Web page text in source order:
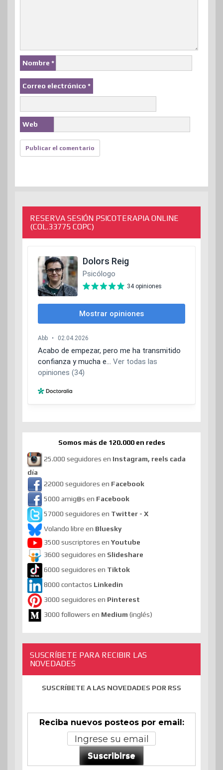
Nombre *
Correo electrónico *
Web
RESERVA SESIÓN PSICOTERAPIA ONLINE
(COL.33775 COPC)
Somos más de 120.000 en redes
25.000 seguidores en Instagram, reels cada
día
22000 seguidores en Facebook
5000 amig@s en Facebook
57000 seguidores en Twitter - X
Volando libre en Bluesky
3500 suscriptores en Youtube
3600 seguidores en Slideshare
6000 seguidores en Tiktok
8000 contactos Linkedin
3000 seguidores en Pinterest
3000 followers en Medium (inglés)
SUSCRÍBETE PARA RECIBIR LAS
NOVEDADES
SUSCRÍBETE A LAS NOVEDADES POR RSS
Reciba nuevos posteos por email:
Suscribirse